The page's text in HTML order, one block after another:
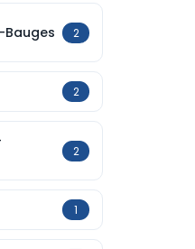
2
2
2
1